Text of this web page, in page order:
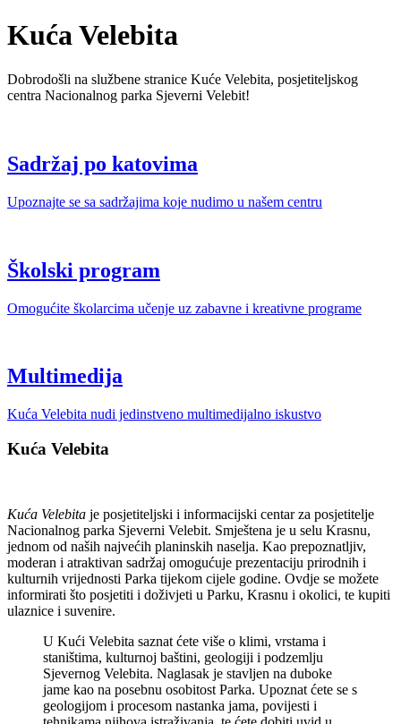
Kuća Velebita
Dobrodošli na službene stranice Kuće Velebita, posjetiteljskog
centra Nacionalnog parka Sjeverni Velebit!
Sadržaj po katovima
Upoznajte se sa sadržajima koje nudimo u našem centru
Školski program
Omogućite školarcima učenje uz zabavne i kreativne programe
Multimedija
Kuća Velebita nudi jedinstveno multimedijalno iskustvo
Kuća Velebita
Kuća Velebita je posjetiteljski i informacijski centar za posjetitelje
Nacionalnog parka Sjeverni Velebit. Smještena je u selu Krasnu,
jednom od naših najvećih planinskih naselja. Kao prepoznatljiv,
moderan i atraktivan sadržaj omogućuje prezentaciju prirodnih i
kulturnih vrijednosti Parka tijekom cijele godine. Ovdje se možete
informirati što posjetiti i doživjeti u Parku, Krasnu i okolici, te kupiti
ulaznice i suvenire.
U Kući Velebita saznat ćete više o klimi, vrstama i
staništima, kulturnoj baštini, geologiji i podzemlju
Sjevernog Velebita. Naglasak je stavljen na duboke
jame kao na posebnu osobitost Parka. Upoznat ćete se s
geologijom i procesom nastanka jama, povijesti i